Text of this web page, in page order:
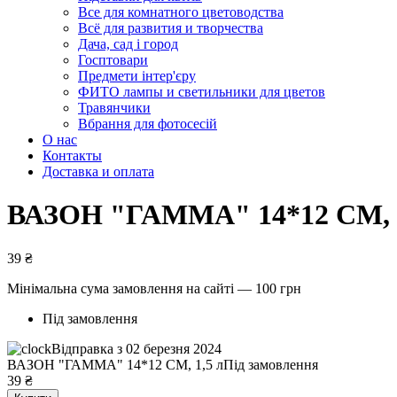
Все для комнатного цветоводства
Всё для развития и творчества
Дача, сад і город
Госптовари
Предмети інтер'єру
ФИТО лампы и светильники для цветов
Травянчики
Вбрання для фотосесій
О нас
Контакты
Доставка и оплата
ВАЗОН "ГАММА" 14*12 СМ,
39 ₴
Мінімальна сума замовлення на сайті — 100 грн
Під замовлення
Відправка з 02 березня 2024
ВАЗОН "ГАММА" 14*12 СМ, 1,5 лПід замовлення
39 ₴